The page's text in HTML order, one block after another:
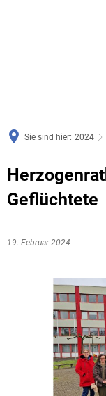
Sie sind hier: 2024
Geflüchtete
19. Februar 2024